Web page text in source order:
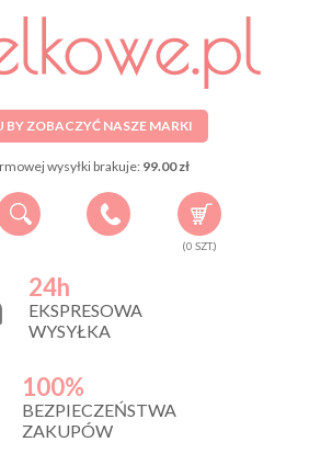
BY ZOBACZYĆ NASZE MARKI
wysyłki brakuje: 99.00 zł
(0 SZT.)
24h
EKSPRESOWA
WYSYŁKA
100%
BEZPIECZEŃSTWA
ZAKUPÓW